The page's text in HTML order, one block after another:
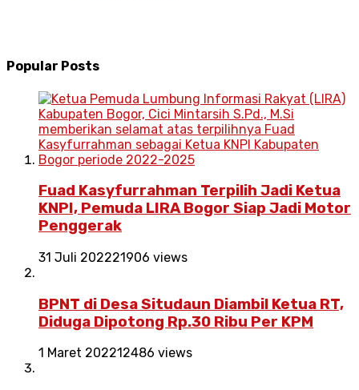
Popular Posts
Fuad Kasyfurrahman Terpilih Jadi Ketua
KNPI, Pemuda LIRA Bogor Siap Jadi Motor
Penggerak
31 Juli 202221906 views
BPNT di Desa Situdaun Diambil Ketua RT,
Diduga Dipotong Rp.30 Ribu Per KPM
1 Maret 202212486 views